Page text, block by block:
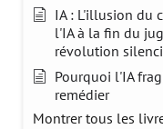
IA : L'illusion du
l'IA à la fin du
révolution
Pourquoi l'IA
remédier
Montrer tous les